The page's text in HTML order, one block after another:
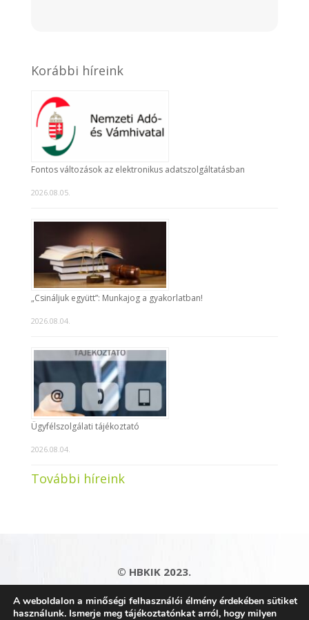
Korábbi híreink
Fontos változások az elektronikus adatszolgáltatásban
2026.08.05.
„Csináljuk együtt”: Munkajog a gyakorlatban!
2026.08.04.
Ügyfélszolgálati tájékoztató
2026.08.04.
További híreink
© HBKIK 2023.
Adatkezelési tájékoztató|Impresszum|
Kapcsolat|Honlaptérkép
A weboldalon a minőségi felhasználói élmény érdekében sütiket
használunk. Ismerje meg tájékoztatónkat arról, hogy milyen